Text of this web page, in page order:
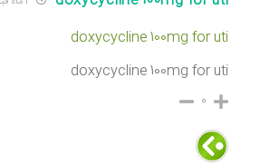
doxycycline 100mg for uti
doxycycline 100mg for uti
۰